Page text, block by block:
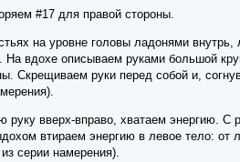
#17 для правой стороны.
на уровне головы ладонями
На вдохе описываем руками большой
Скрещиваем руки перед собой и,
вверх-вправо, хватаем энергию. С
втираем энергию в левое тело: от
серии намерения).